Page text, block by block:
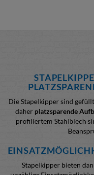
Die Stapelkipper sind
daher platzsparende
profiliertem Stahlblech
Stapelkipper bieten